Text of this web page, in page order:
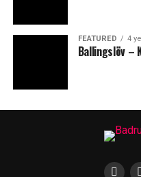
FEATURED 4
Ballingslöv –